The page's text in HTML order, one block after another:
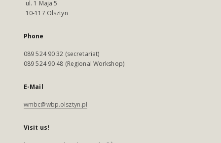
ul. 1 Maja 5
10-117 Olsztyn
Phone
089 524 90 32 (secretariat)
089 524 90 48 (Regional Workshop)
E-Mail
wmbc@wbp.olsztyn.pl
Visit us!